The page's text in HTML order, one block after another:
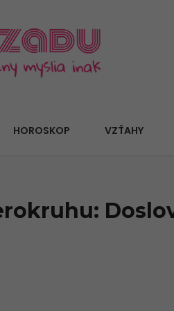
HOROSKOP VZŤAHY